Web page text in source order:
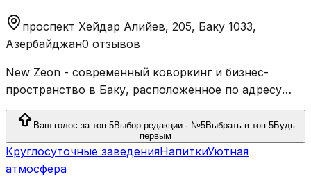
проспект Хейдар Алийев, 205, Баку 1033,
Азербайджан0 отзывов
New Zeon - современный коворкинг и бизнес-
пространство в Баку, расположенное по адресу
проспект Гейдара Алиева, 205. Пространство
работает 24/7 и предлагает полностью
оборудованные офисы и рабочие кабинеты для
фрилансеров, предпринимателей и компаний.
Ваш голос за топ-5Выбор редакции · №5Выбрать в топ-5Будь
первым
Круглосуточные заведенияНапиткиУютная
атмосфера